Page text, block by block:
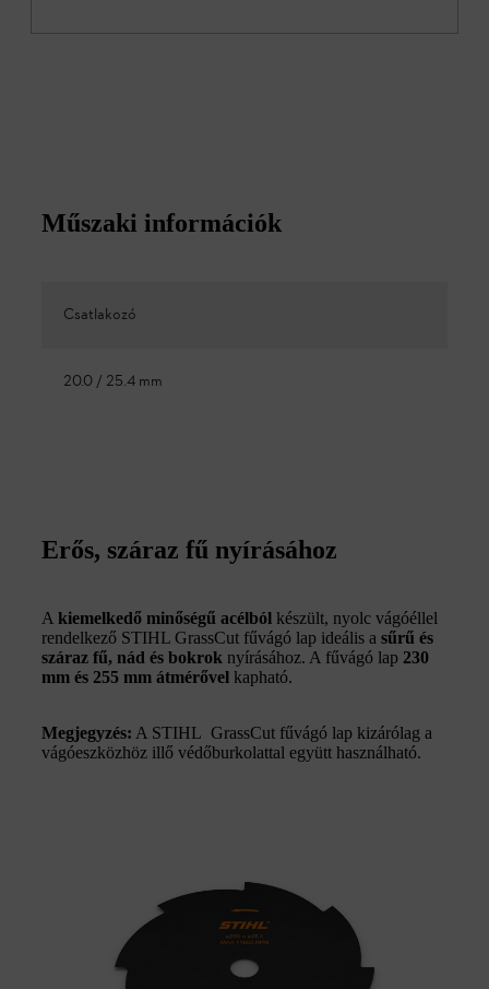
Műszaki információk
Csatlakozó
20.0 / 25.4 mm
Erős, száraz fű nyírásához
A kiemelkedő minőségű acélból készült, nyolc vágóéllel
rendelkező STIHL GrassCut fűvágó lap ideális a sűrű és
száraz fű, nád és bokrok nyírásához. A fűvágó lap 230
mm és 255 mm átmérővel kapható.
Megjegyzés: A STIHL GrassCut fűvágó lap kizárólag a
vágóeszközhöz illő védőburkolattal együtt használható.